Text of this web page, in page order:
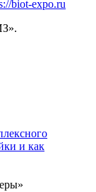
biot-expo.ru
и как